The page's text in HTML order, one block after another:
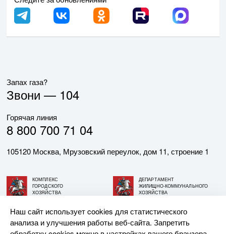
Запах газа?
Звони — 104
Горячая линия
8 800 700 71 04
105120 Москва, Мрузовский переулок, дом 11, строение 1
КОМПЛЕКС
ГОРОДСКОГО
ХОЗЯЙСТВА
ДЕПАРТАМЕНТ
ЖИЛИЩНО-КОММУНАЛЬНОГО
ХОЗЯЙСТВА
© АО «МОСГАЗ», 2026. При использовании материалов
Наш сайт использует cookies для статистического
анализа и улучшения работы веб-сайта. Запретить